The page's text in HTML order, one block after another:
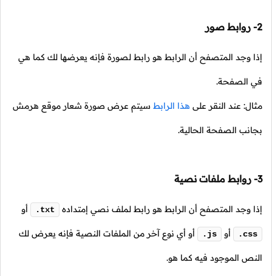
2- روابط صور
إذا وجد المتصفح أن الرابط هو رابط لصورة فإنه يعرضها لك كما هي
في الصفحة.
مثال: عند النقر على هذا الرابط سيتم عرض صورة شعار موقع هرمش
بجانب الصفحة الحالية.
3- روابط ملفات نصية
إذا وجد المتصفح أن الرابط هو رابط لملف نصي إمتداده .txt أو
.css أو .js أو أي نوع آخر من الملفات النصية فإنه يعرض لك
النص الموجود فيه كما هو.